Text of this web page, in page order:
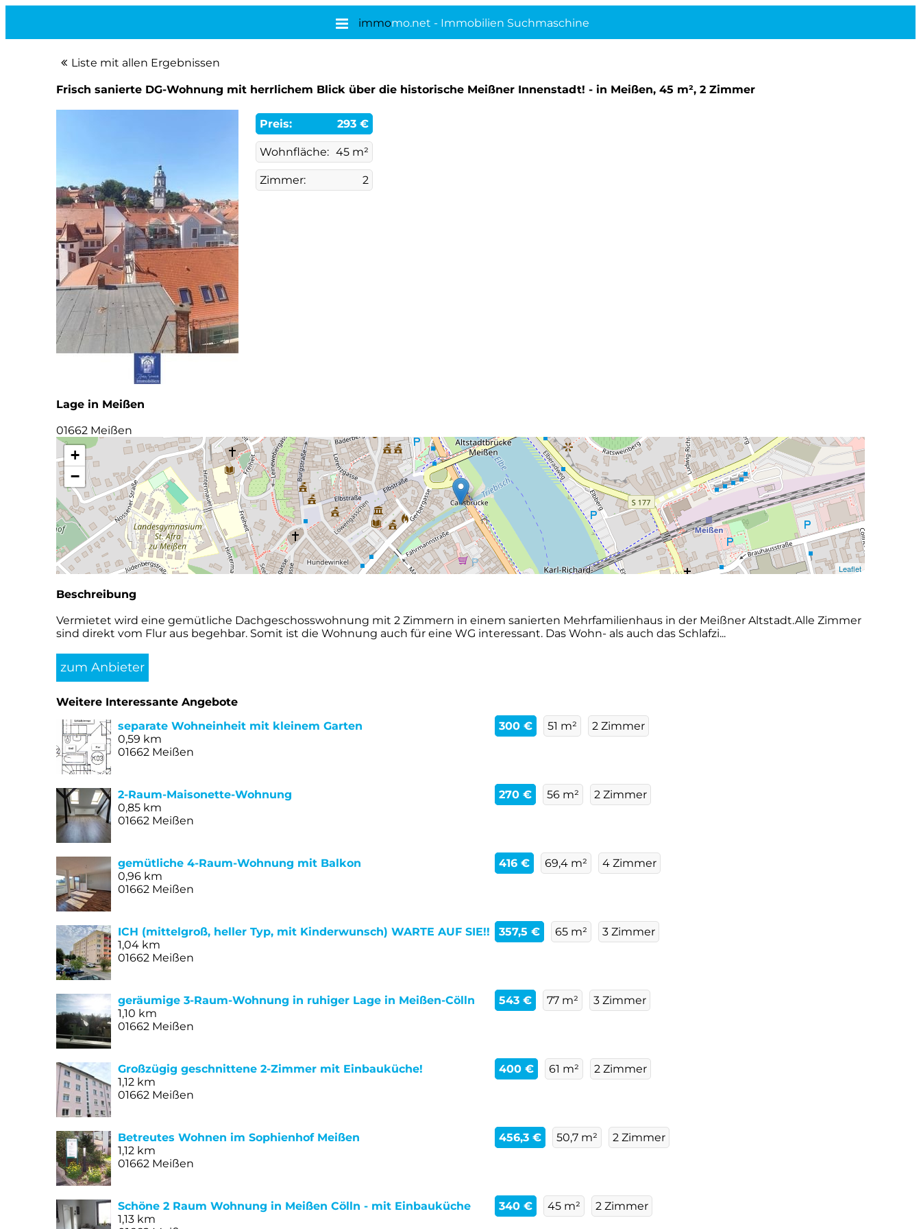
immomo.net - Immobilien Suchmaschine
Liste mit allen Ergebnissen
Frisch sanierte DG-Wohnung mit herrlichem Blick über die historische Meißner Innenstadt! - in Meißen, 45 m², 2 Zimmer
Preis: 293 €
Wohnfläche: 45 m²
Zimmer: 2
Lage in Meißen
01662 Meißen
+
−
Leaflet
Beschreibung
Vermietet wird eine gemütliche Dachgeschosswohnung mit 2 Zimmern in einem sanierten Mehrfamilienhaus in der Meißner Altstadt.Alle Zimmer
sind direkt vom Flur aus begehbar. Somit ist die Wohnung auch für eine WG interessant. Das Wohn- als auch das Schlafzi...
zum Anbieter
Weitere Interessante Angebote
separate Wohneinheit mit kleinem Garten
0,59 km
01662 Meißen
300 € 51 m² 2 Zimmer
2-Raum-Maisonette-Wohnung
0,85 km
01662 Meißen
270 € 56 m² 2 Zimmer
gemütliche 4-Raum-Wohnung mit Balkon
0,96 km
01662 Meißen
416 € 69,4 m² 4 Zimmer
ICH (mittelgroß, heller Typ, mit Kinderwunsch) WARTE AUF SIE!!
1,04 km
01662 Meißen
357,5 € 65 m² 3 Zimmer
geräumige 3-Raum-Wohnung in ruhiger Lage in Meißen-Cölln
1,10 km
01662 Meißen
543 € 77 m² 3 Zimmer
Großzügig geschnittene 2-Zimmer mit Einbauküche!
1,12 km
01662 Meißen
400 € 61 m² 2 Zimmer
Betreutes Wohnen im Sophienhof Meißen
1,12 km
01662 Meißen
456,3 € 50,7 m² 2 Zimmer
Schöne 2 Raum Wohnung in Meißen Cölln - mit Einbauküche
1,13 km
340 € 45 m² 2 Zimmer